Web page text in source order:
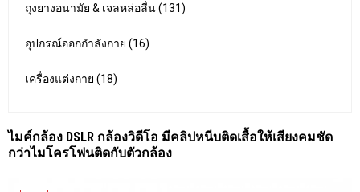
ถุงยางอนามัย & เจลหล่อลื่น (131)
อุปกรณ์ออกกำลังกาย (16)
เครื่องแต่งกาย (18)
ไมค์กล้อง DSLR กล้องวิดีโอ มีคลิปหนีบติดเสื้อให้เสียงคมชัด
กว่าไมโครโฟนติดกับตัวกล้อง